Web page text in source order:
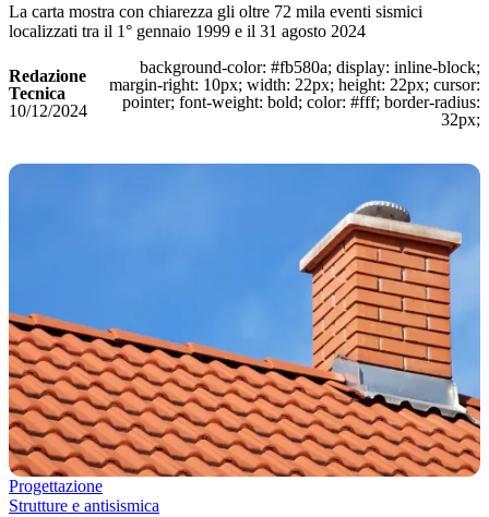
La carta mostra con chiarezza gli oltre 72 mila eventi sismici
localizzati tra il 1° gennaio 1999 e il 31 agosto 2024
Redazione
Tecnica
10/12/2024
background-color: #fb580a; display: inline-block;
margin-right: 10px; width: 22px; height: 22px; cursor:
pointer; font-weight: bold; color: #fff; border-radius:
32px;
Progettazione
Strutture e antisismica